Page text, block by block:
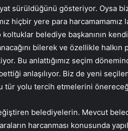
sürüldüğünü gösteriyor. Oysa
hiçbir yere para
koltuklar belediye başkanının
bilerek ve özellikle halkın
Bu anlattığımız seçim
anlaşılıyor. Biz de yeni
tür yolu tercih etmelerini
belediyelerin. Mevcut
harcanması konusunda